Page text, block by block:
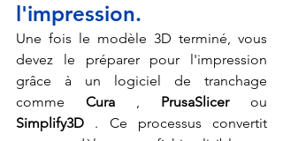
l'impression.
Une fois le modèle 3D terminé, vous
devez le préparer pour l'impression
grâce à un logiciel de tranchage
comme Cura , PrusaSlicer
Simplify3D . Ce processus convertit